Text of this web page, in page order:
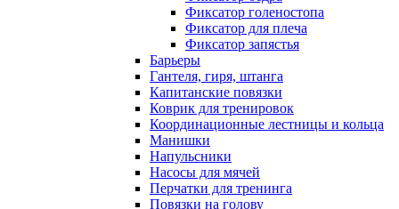
Фиксатор голеностопа
Фиксатор для плеча
Фиксатор запястья
Барьеры
Гантеля, гиря, штанга
Капитанские повязки
Коврик для тренировок
Координационные лестницы и кольца
Манишки
Напульсники
Насосы для мячей
Перчатки для тренинга
Повязки на голову